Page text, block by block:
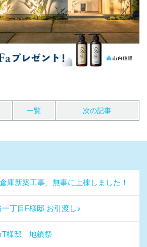
一覧 次の記事
庫新築工事、無事に上棟しました！
丁目F様邸 お引渡し♪
T様邸 地鎮祭